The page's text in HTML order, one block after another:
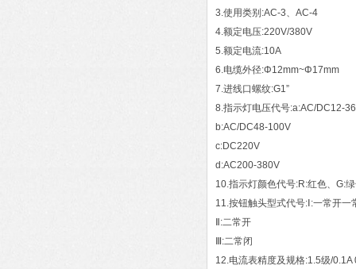
3.使用类别:AC-3、AC-4
4.额定电压:220V/380V
5.额定电流:10A
6.电缆外径:Φ12mm~Φ17mm
7.进线口螺纹:G1”
8.指示灯电压代号:a:AC/DC12-
b:AC/DC48-100V
c:DC220V
d:AC200-380V
10.指示灯颜色代号:R:红色、G:
11.按钮触头型式代号:Ⅰ:一常开一
Ⅱ:二常开
Ⅲ:二常闭
12.电流表精度及规格:1.5级/0.1A